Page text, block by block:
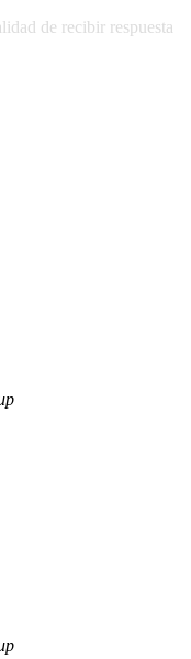
de recibir respuesta